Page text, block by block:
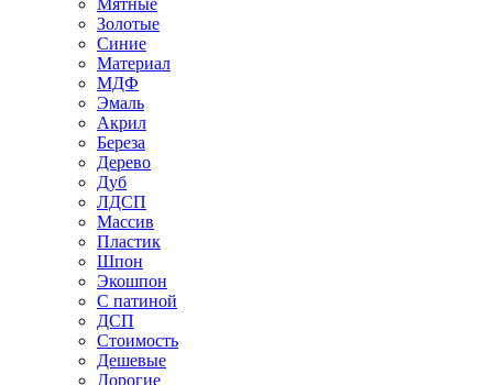
Мятные
Золотые
Синие
Материал
МДФ
Эмаль
Акрил
Береза
Дерево
Дуб
ЛДСП
Массив
Пластик
Шпон
Экошпон
С патиной
ДСП
Стоимость
Дешевые
Дорогие